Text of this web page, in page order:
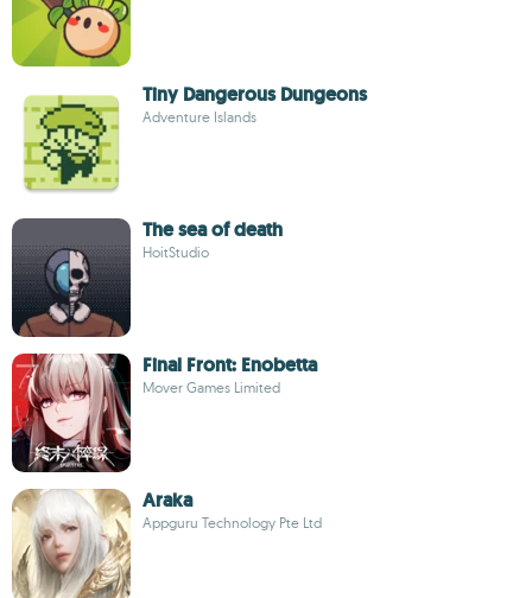
Tiny Dangerous Dungeons
Adventure Islands
The sea of death
HoitStudio
Final Front: Enobetta
Mover Games Limited
Araka
Appguru Technology Pte Ltd